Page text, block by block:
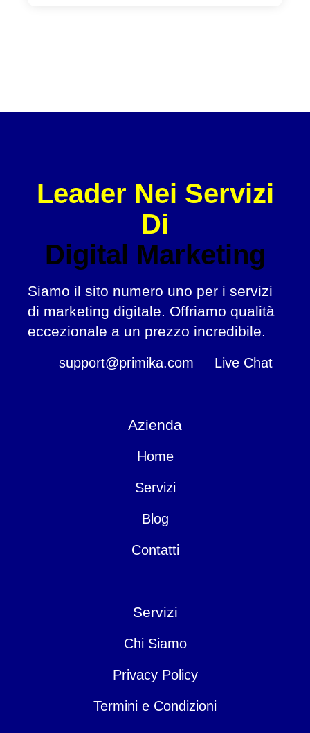
Leader Nei Servizi
Di
Digital Marketing
Siamo il sito numero uno per i servizi
di marketing digitale. Offriamo qualità
eccezionale a un prezzo incredibile.
support@primika.com Live Chat
Azienda
Home
Servizi
Blog
Contatti
Servizi
Chi Siamo
Privacy Policy
Termini e Condizioni